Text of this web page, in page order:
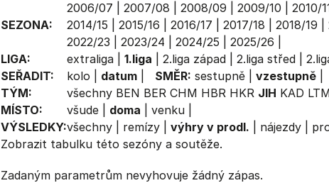
SEZONA:
2006/07 2007/08 2008/09 2009/10 2010/
2014/15
2015/16 2016/17 2017/18 2018/19
2022/23
2023/24 2024/25 2025/26
LIGA:
extraliga| 1.liga 2.liga západ| 2.liga střed|
SEŘADIT:
kolo datum| SMĚR: sestupně| vzestupně|
TÝM:
všechny BEN BER CHM HBR HKR JIH KAD
MÍSTO:
všude| doma venku|
VÝSLEDKY:všechny| remízy| výhry v prodl. nájezdy|
Zobrazit tabulkutéto sezóny a soutěže.
Zadaným parametrům nevyhovuje žádný zápas.